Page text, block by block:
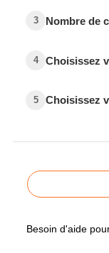
3 Nombre de
4 Choisissez
5 Choisissez
Besoin d'aide